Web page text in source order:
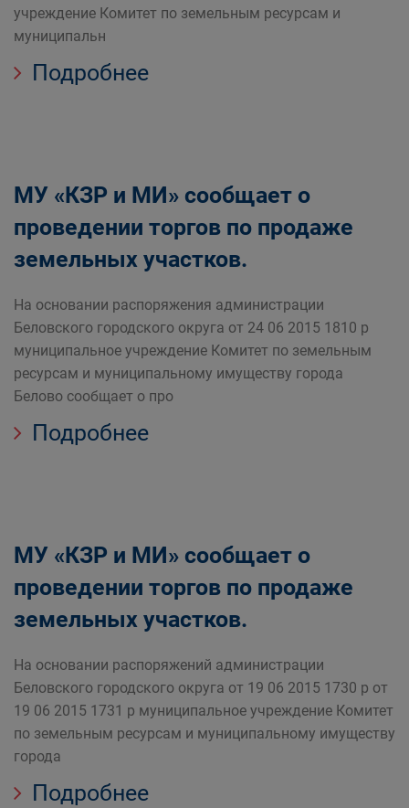
учреждение Комитет по земельным ресурсам и
муниципальн
Подробнее
МУ «КЗР и МИ» сообщает о
проведении торгов по продаже
земельных участков.
На основании распоряжения администрации
Беловского городского округа от 24 06 2015 1810 р
муниципальное учреждение Комитет по земельным
ресурсам и муниципальному имуществу города
Белово сообщает о про
Подробнее
МУ «КЗР и МИ» сообщает о
проведении торгов по продаже
земельных участков.
На основании распоряжений администрации
Беловского городского округа от 19 06 2015 1730 р от
19 06 2015 1731 р муниципальное учреждение Комитет
по земельным ресурсам и муниципальному имуществу
города
Подробнее